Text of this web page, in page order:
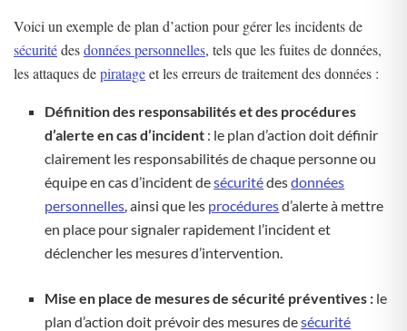
Voici un exemple de plan d’action pour gérer les incidents de
sécuritédesdonnées personnelles, tels que les fuites de données,
les attaques depiratageet les erreurs de traitement des données :
Définition des responsabilités et des procédures
d’alerte en cas d’incident : le plan d’action doit définir
clairement les responsabilités de chaque personne ou
équipe en cas d’incident desécuritédesdonnées
personnelles, ainsi que les procéduresd’alerte à mettre
en place pour signaler rapidement l’incident et
déclencher les mesures d’intervention.
Mise en place de mesures de sécurité préventives : le
plan d’action doit prévoir des mesures desécurité